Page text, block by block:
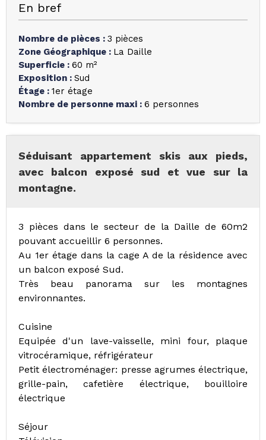
En bref
Nombre de pièces : 3 pièces
Zone Géographique : La Daille
Superficie : 60 m²
Exposition : Sud
Étage : 1er étage
Nombre de personne maxi : 6 personnes
Séduisant appartement skis aux pieds,
avec balcon exposé sud et vue sur la
montagne.
3 pièces dans le secteur de la Daille de 60m2
pouvant accueillir 6 personnes.
Au 1er étage dans la cage A de la résidence avec
un balcon exposé Sud.
Très beau panorama sur les montagnes
environnantes.
Cuisine
Equipée d'un lave-vaisselle, mini four, plaque
vitrocéramique, réfrigérateur
Petit électroménager: presse agrumes électrique,
grille-pain, cafetière électrique, bouilloire
électrique
Séjour